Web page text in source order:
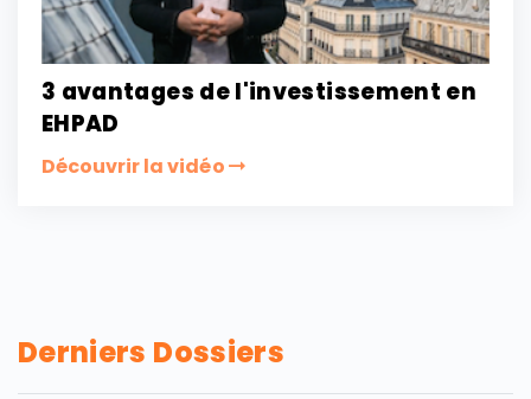
3 avantages de l'investissement en
EHPAD
Découvrir la vidéo
Derniers Dossiers